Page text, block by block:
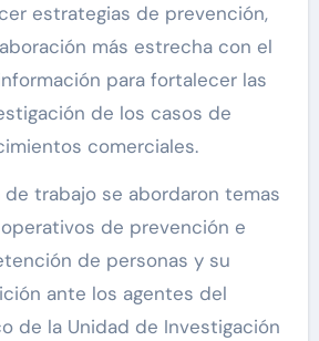
estrategias de prevención,
más estrecha con el
para fortalecer las
de los casos de
comerciales.
de trabajo se abordaron temas
de prevención e
de personas y su
ante los agentes del
de la Unidad de Investigación